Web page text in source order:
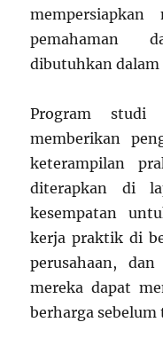
pemahaman
dibutuhkan dalam
Program studi
memberikan
keterampilan
diterapkan di
kesempatan
kerja praktik di
perusahaan,
mereka dapat
berharga